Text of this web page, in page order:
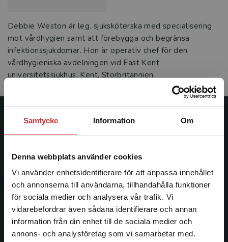
Samtycke Information Om
Denna webbplats använder cookies
Vi använder enhetsidentifierare för att anpassa innehållet
och annonserna till användarna, tillhandahålla funktioner
för sociala medier och analysera vår trafik. Vi
vidarebefordrar även sådana identifierare och annan
information från din enhet till de sociala medier och
annons- och analysföretag som vi samarbetar med.
Begränsad fraktregion
Debbie Weston är leg. sjuksköterska med specialisering
mot vårdhygien samt att förebygga och begränsa
infektionssjukdomar. Hon är operativ chef för den
vårdhygieniska avdelningen vid East Kent
universitetssjukhus, Kent, Storbritannien.
Studentlitteratur
ledande utbildningsförlag. Med läromedel, kurslitteratur,
facklitteratur, utbildningar och digitala
informationstjänster i utbudet, finns Studentlitteratur med
längs hela kunskapsresan.
Kontakta oss